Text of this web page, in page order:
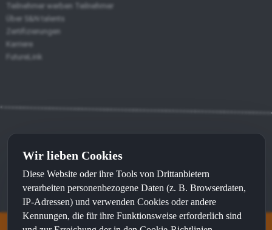
Teilnehmer werben Teilnehmer
Über S&N talents
Zertifizierungen
Karriere
FutureLink
Kontakt⦁Impressum
Made with bysunWeband recommended bysunLocal
Wir lieben Cookies
Diese Website oder ihre Tools von Drittanbietern
verarbeiten personenbezogene Daten (z. B. Browserdaten,
IP-Adressen) und verwenden Cookies oder andere
Kennungen, die für ihre Funktionsweise erforderlich sind